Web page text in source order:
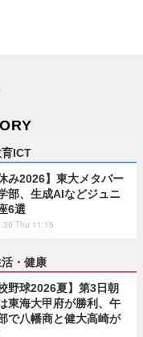
育ICT
休み2026】東大メタバー
部、生成AIなどジュニ
6選
Thu 11:15
活・健康
校野球2026夏】第3日朝
東海大甲府が勝利、午
で八幡商と健大高崎が